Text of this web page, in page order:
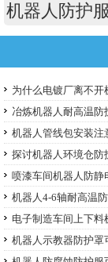
机器人防护服
为什么电镀厂离不开
冶炼机器人耐高温防
机器人管线包安装注
探讨机器人环境仓防
喷漆车间机器人防静
机器人4-6轴耐高温
电子制造车间上下
机器人示教器防护罩